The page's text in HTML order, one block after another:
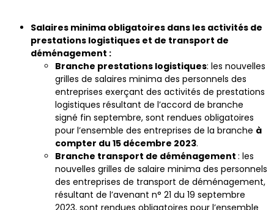
Salaires minima obligatoires dans les activités de
prestations logistiques et de transport de
déménagement :
Branche prestations logistiques: les nouvelles
grilles de salaires minima des personnels des
entreprises exerçant des activités de prestations
logistiques résultant de l’accord de branche
signé fin septembre, sont rendues obligatoires
pour l’ensemble des entreprises de la branche à
compter du 15 décembre 2023.
Branche transport de déménagement : les
nouvelles grilles de salaire minima des personnels
des entreprises de transport de déménagement,
résultant de l’avenant n° 21 du 19 septembre
2023, sont rendues obligatoires pour l’ensemble